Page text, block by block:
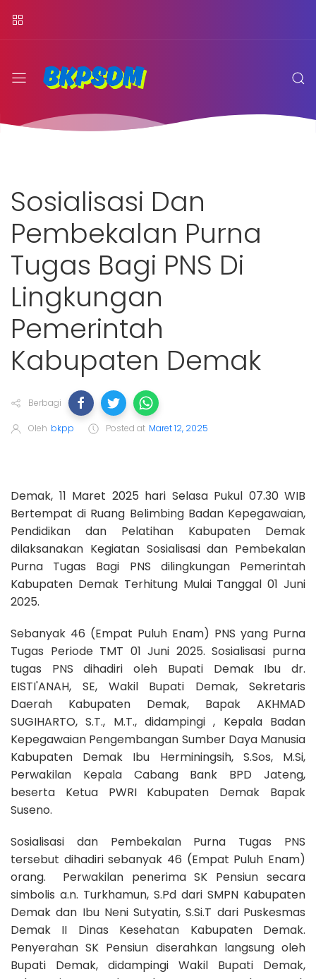
Sosialisasi Dan
Pembekalan Purna
Tugas Bagi PNS Di
Lingkungan
Pemerintah
Kabupaten Demak
Berbagi
Oleh bkpp Posted at Maret 12, 2025
Demak, 11 Maret 2025 hari Selasa Pukul 07.30 WIB
Bertempat di Ruang Belimbing Badan Kepegawaian,
Pendidikan dan Pelatihan Kabupaten Demak
dilaksanakan Kegiatan Sosialisasi dan Pembekalan
Purna Tugas Bagi PNS dilingkungan Pemerintah
Kabupaten Demak Terhitung Mulai Tanggal 01 Juni
2025.
Sebanyak 46 (Empat Puluh Enam) PNS yang Purna
Tugas Periode TMT 01 Juni 2025. Sosialisasi purna
tugas PNS dihadiri oleh Bupati Demak Ibu dr.
EISTI'ANAH, SE, Wakil Bupati Demak, Sekretaris
Daerah Kabupaten Demak, Bapak AKHMAD
SUGIHARTO, S.T., M.T., didampingi, Kepala Badan
Kepegawaian Pengembangan Sumber Daya Manusia
Kabupaten Demak Ibu Herminingsih, S.Sos, M.Si,
Perwakilan Kepala Cabang Bank BPD Jateng,
beserta Ketua PWRI Kabupaten Demak Bapak
Suseno.
Sosialisasi dan Pembekalan Purna Tugas PNS
tersebut dihadiri sebanyak 46 (Empat Puluh Enam)
orang. Perwakilan penerima SK Pensiun secara
simbolis a.n. Turkhamun, S.Pd dari SMPN Kabupaten
Demak dan Ibu Neni Sutyatin, S.Si.T dari Puskesmas
Demak II Dinas Kesehatan Kabupaten Demak.
Penyerahan SK Pensiun diserahkan langsung oleh
Bupati Demak, didampingi Wakil Bupati Demak,